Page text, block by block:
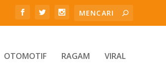
OTOMOTIF RAGAM VIRAL